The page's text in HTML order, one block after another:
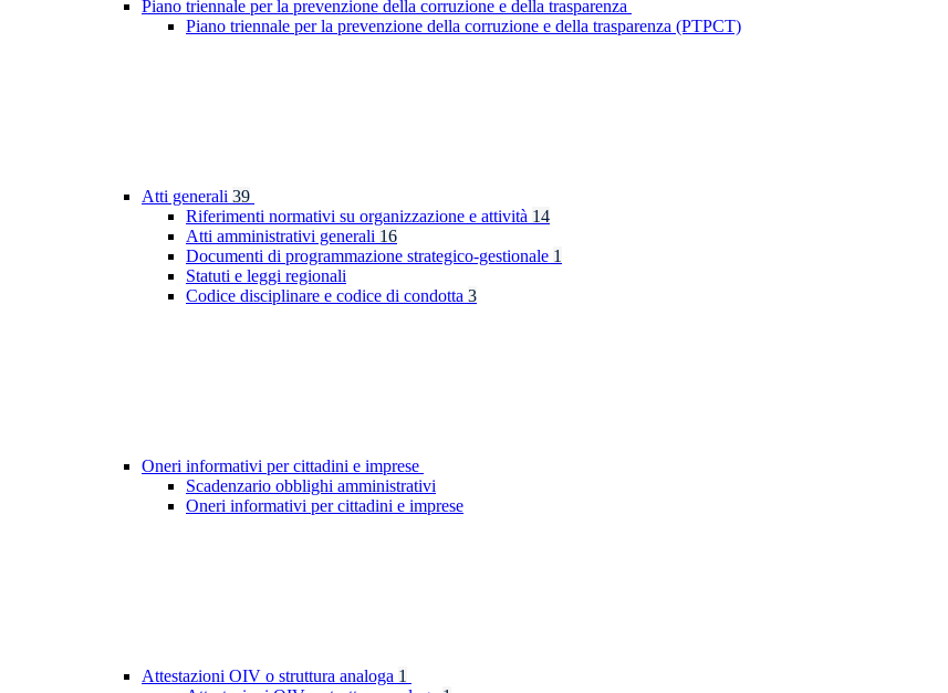
Piano triennale per la prevenzione della corruzione e della trasparenza
Piano triennale per la prevenzione della corruzione e della trasparenza (PTPCT)
Atti generali 39
Riferimenti normativi su organizzazione e attività 14
Atti amministrativi generali 16
Documenti di programmazione strategico-gestionale 1
Statuti e leggi regionali
Codice disciplinare e codice di condotta 3
Oneri informativi per cittadini e imprese
Scadenzario obblighi amministrativi
Oneri informativi per cittadini e imprese
Attestazioni OIV o struttura analoga 1